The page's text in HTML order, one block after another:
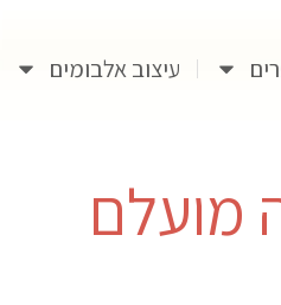
עיצוב אלבומים
מועלם